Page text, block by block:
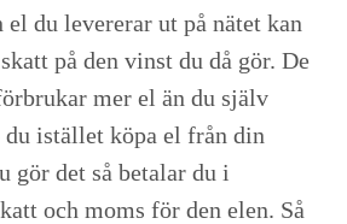
du levererar ut på nätet kan
på den vinst du då gör. De
mer el än du själv
du istället köpa el från din
gör det så betalar du i
och moms för den elen. Så